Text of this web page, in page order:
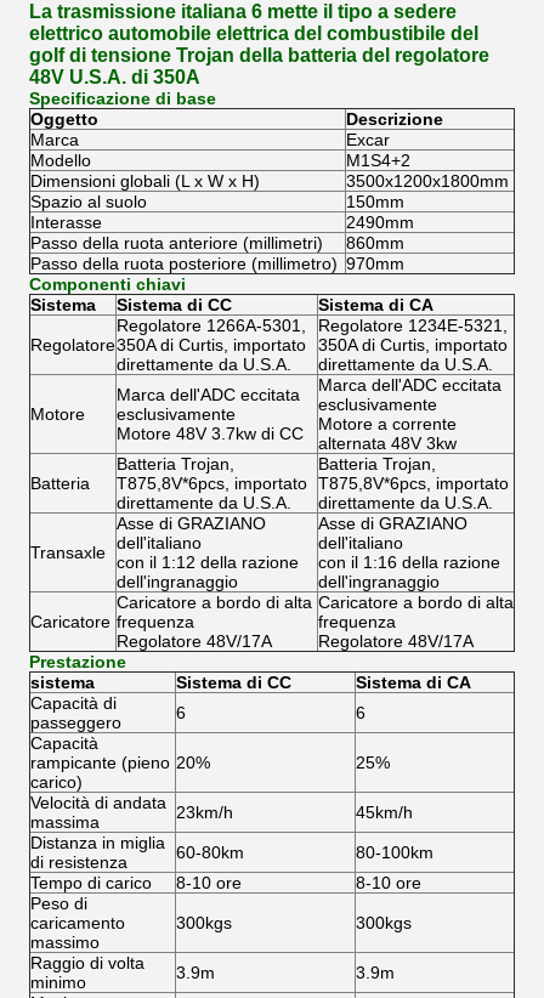
La trasmissione italiana 6 mette il tipo a sedere
elettrico automobile elettrica del combustibile del
golf di tensione Trojan della batteria del regolatore
48V U.S.A. di 350A
Specificazione di base
Oggetto
Descrizione
Marca
Excar
Modello
M1S4+2
Dimensioni globali (L x W x H)
3500x1200x1800mm
Spazio al suolo
150mm
Interasse
2490mm
Passo della ruota anteriore (millimetri)
860mm
Passo della ruota posteriore (millimetro) 970mm
Componenti chiavi
Sistema
Sistema di CC Sistema di CA
Regolatore
Regolatore 1266A-5301,
350A di Curtis, importato
direttamente da U.S.A.
Regolatore 1234E-5321,
350A di Curtis, importato
direttamente da U.S.A.
Motore
Marca dell'ADC eccitata
esclusivamente
Motore 48V 3.7kw di CC
Marca dell'ADC eccitata
esclusivamente
Motore a corrente
alternata 48V 3kw
Batteria
Batteria Trojan,
T875,8V*6pcs, importato
direttamente da U.S.A.
Batteria Trojan,
T875,8V*6pcs, importato
direttamente da U.S.A.
Transaxle
Asse di GRAZIANO
dell'italiano
con il 1:12 della razione
dell'ingranaggio
Asse di GRAZIANO
dell'italiano
con il 1:16 della razione
dell'ingranaggio
Caricatore
Caricatore a bordo di alta
frequenza
Regolatore 48V/17A
Caricatore a bordo di alta
frequenza
Regolatore 48V/17A
Prestazione
sistema
Sistema di CC
Sistema di CA
Capacità di
passeggero
6
6
Capacità
rampicante (pieno
carico)
20% 25%
Velocità di andata
massima
23km/h
45km/h
Distanza in miglia
di resistenza
60-80km
80-100km
Tempo di carico
8-10 ore
8-10 ore
Peso di
caricamento
massimo
300kgs 300kgs
Raggio di volta
minimo
3.9m
3.9m